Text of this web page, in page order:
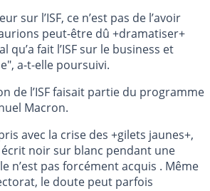
sur l’ISF, ce n’est pas de l’avoir
peut-être dû +dramatiser+
qu’a fait l’ISF sur le business et
a-t-elle poursuivi.
de l’ISF faisait partie du programme
Macron.
avec la crise des +gilets jaunes+,
écrit noir sur blanc pendant une
n’est pas forcément acquis . Même
le doute peut parfois